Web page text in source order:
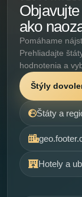
ako
Pomáhame
Prehliadajte
hodnotenia a
Štýly
Štáty a
Hotely a